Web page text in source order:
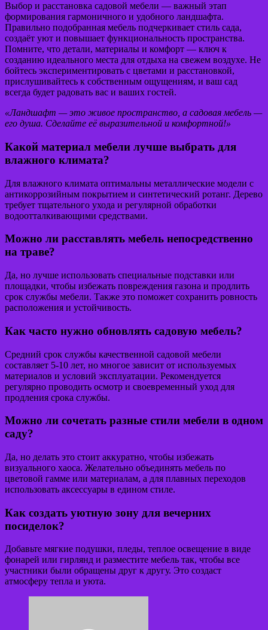
Выбор и расстановка садовой мебели — важный этап
формирования гармоничного и удобного ландшафта.
Правильно подобранная мебель подчеркивает стиль сада,
создаёт уют и повышает функциональность пространства.
Помните, что детали, материалы и комфорт — ключ к
созданию идеального места для отдыха на свежем воздухе. Не
бойтесь экспериментировать с цветами и расстановкой,
прислушивайтесь к собственным ощущениям, и ваш сад
всегда будет радовать вас и ваших гостей.
«Ландшафт — это живое пространство, а садовая мебель —
его душа. Сделайте её выразительной и комфортной!»
Какой материал мебели лучше выбрать для
влажного климата?
Для влажного климата оптимальны металлические модели с
антикоррозийным покрытием и синтетический ротанг. Дерево
требует тщательного ухода и регулярной обработки
водоотталкивающими средствами.
Можно ли расставлять мебель непосредственно
на траве?
Да, но лучше использовать специальные подставки или
площадки, чтобы избежать повреждения газона и продлить
срок службы мебели. Также это поможет сохранить ровность
расположения и устойчивость.
Как часто нужно обновлять садовую мебель?
Средний срок службы качественной садовой мебели
составляет 5-10 лет, но многое зависит от используемых
материалов и условий эксплуатации. Рекомендуется
регулярно проводить осмотр и своевременный уход для
продления срока службы.
Можно ли сочетать разные стили мебели в одном
саду?
Да, но делать это стоит аккуратно, чтобы избежать
визуального хаоса. Желательно объединять мебель по
цветовой гамме или материалам, а для плавных переходов
использовать аксессуары в едином стиле.
Как создать уютную зону для вечерних
посиделок?
Добавьте мягкие подушки, пледы, теплое освещение в виде
фонарей или гирлянд и разместите мебель так, чтобы все
участники были обращены друг к другу. Это создаст
атмосферу тепла и уюта.